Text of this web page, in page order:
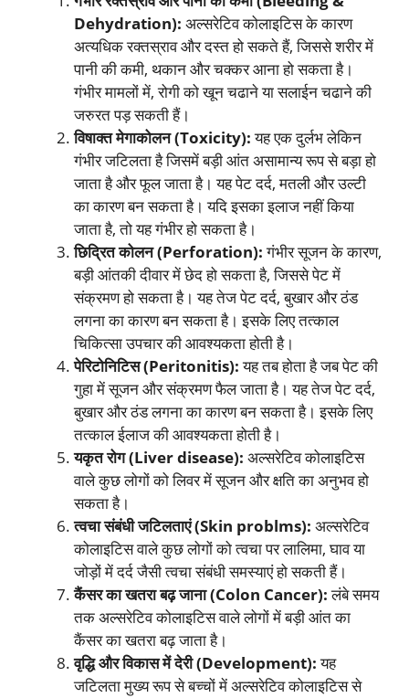
Dehydration): अल्सरेटिव कोलाइटिस के कारण
अत्यधिक रक्तस्राव और दस्त हो सकते हैं, जिससे शरीर में
पानी की कमी, थकान और चक्कर आना हो सकता है।
गंभीर मामलों में, रोगी को खून चढाने या सलाईन चढाने की
जरुरत पड़ सकती हैं।
विषाक्त मेगाकोलन (Toxicity):यह एक दुर्लभ लेकिन
गंभीर जटिलता है जिसमें बड़ी आंत असामान्य रूप से बड़ा हो
जाता है और फूल जाता है। यह पेट दर्द, मतली और उल्टी
का कारण बन सकता है। यदि इसका इलाज नहीं किया
जाता है, तो यह गंभीर हो सकता है।
छिद्रित कोलन (Perforation):गंभीर सूजन के कारण,
बड़ी आंतकी दीवार में छेद हो सकता है, जिससे पेट में
संक्रमण हो सकता है। यह तेज पेट दर्द, बुखार और ठंड
लगना का कारण बन सकता है। इसके लिए तत्काल
चिकित्सा उपचार की आवश्यकता होती है।
पेरिटोनिटिस (Peritonitis):यह तब होता है जब पेट की
गुहा में सूजन और संक्रमण फैल जाता है। यह तेज पेट दर्द,
बुखार और ठंड लगना का कारण बन सकता है। इसके लिए
तत्काल ईलाज की आवश्यकता होती है।
यकृत रोग (Liver disease): अल्सरेटिव कोलाइटिस
वाले कुछ लोगों को लिवर में सूजन और क्षति का अनुभव हो
सकता है।
त्वचा संबंधी जटिलताएं (Skin problms): अल्सरेटिव
कोलाइटिस वाले कुछ लोगों को त्वचा पर लालिमा, घाव या
जोड़ों में दर्द जैसी त्वचा संबंधी समस्याएं हो सकती हैं।
कैंसर का खतरा बढ़ जाना (Colon Cancer):लंबे समय
तक अल्सरेटिव कोलाइटिस वाले लोगों में बड़ी आंत का
कैंसर का खतरा बढ़ जाता है।
वृद्धि और विकास में देरी (Development):यह
जटिलता मुख्य रूप से बच्चों में अल्सरेटिव कोलाइटिस से